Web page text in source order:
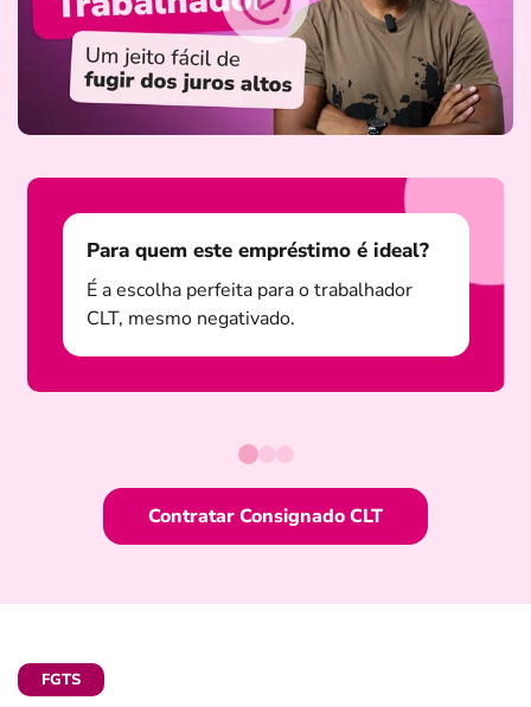
Para quem este empréstimo é ideal?
É a escolha perfeita para o trabalhador
CLT, mesmo negativado.
Contratar Consignado CLT
FGTS